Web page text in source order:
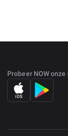
Probeer NOW